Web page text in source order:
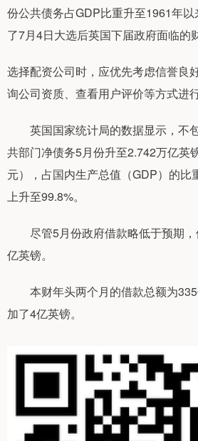
份公共债务占GDP比重升至1961年
了7月4日大选后英国下届政府面临的
选择配资公司时，应优先考虑信誉良
询公司资质、查看用户评价等方式进行
英国国家统计局的数据显示，不
共部门净债务5月份升至2.742万亿英
元），占国内生产总值（GDP）的比
上升至99.8%。
尽管5月份政府借款略低于预期，
亿英镑。
本财年头两个月的借款总额为335
加了4亿英镑。